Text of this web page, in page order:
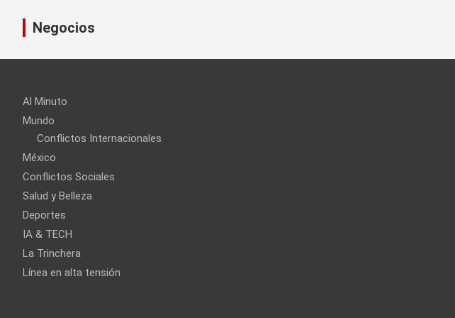
entradas
Negocios
Al Minuto
Mundo
Conflictos Internacionales
México
Conflictos Sociales
Salud y Belleza
Deportes
IA & TECH
La Trinchera
Línea en alta tensión